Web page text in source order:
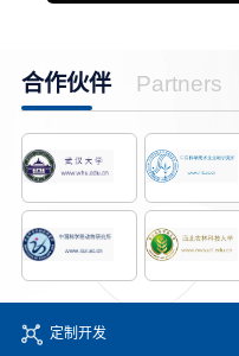
合作伙伴 Partners
定制开发